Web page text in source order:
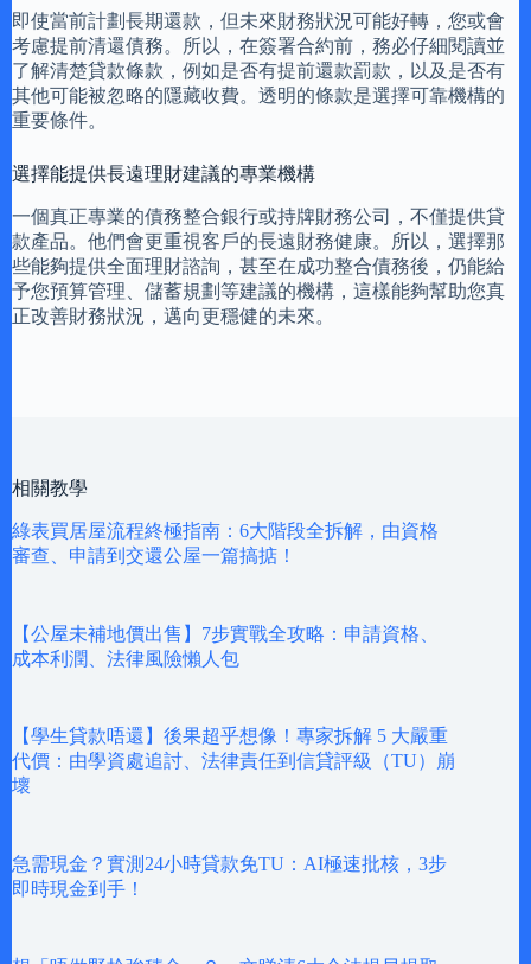
即使當前計劃長期還款，但未來財務狀況可能好轉，您或會
考慮提前清還債務。所以，在簽署合約前，務必仔細閱讀並
了解清楚貸款條款，例如是否有提前還款罰款，以及是否有
其他可能被忽略的隱藏收費。透明的條款是選擇可靠機構的
重要條件。
選擇能提供長遠理財建議的專業機構
一個真正專業的債務整合銀行或持牌財務公司，不僅提供貸
款產品。他們會更重視客戶的長遠財務健康。所以，選擇那
些能夠提供全面理財諮詢，甚至在成功整合債務後，仍能給
予您預算管理、儲蓄規劃等建議的機構，這樣能夠幫助您真
正改善財務狀況，邁向更穩健的未來。
相關教學
綠表買居屋流程終極指南：6大階段全拆解，由資格
審查、申請到交還公屋一篇搞掂！
【公屋未補地價出售】7步實戰全攻略：申請資格、
成本利潤、法律風險懶人包
【學生貸款唔還】後果超乎想像！專家拆解 5 大嚴重
代價：由學資處追討、法律責任到信貸評級（TU）崩
壞
急需現金？實測24小時貸款免TU：AI極速批核，3步
即時現金到手！